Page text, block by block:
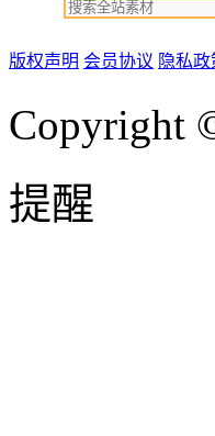
版权声明 会员协议 隐私政
Copyright
提醒